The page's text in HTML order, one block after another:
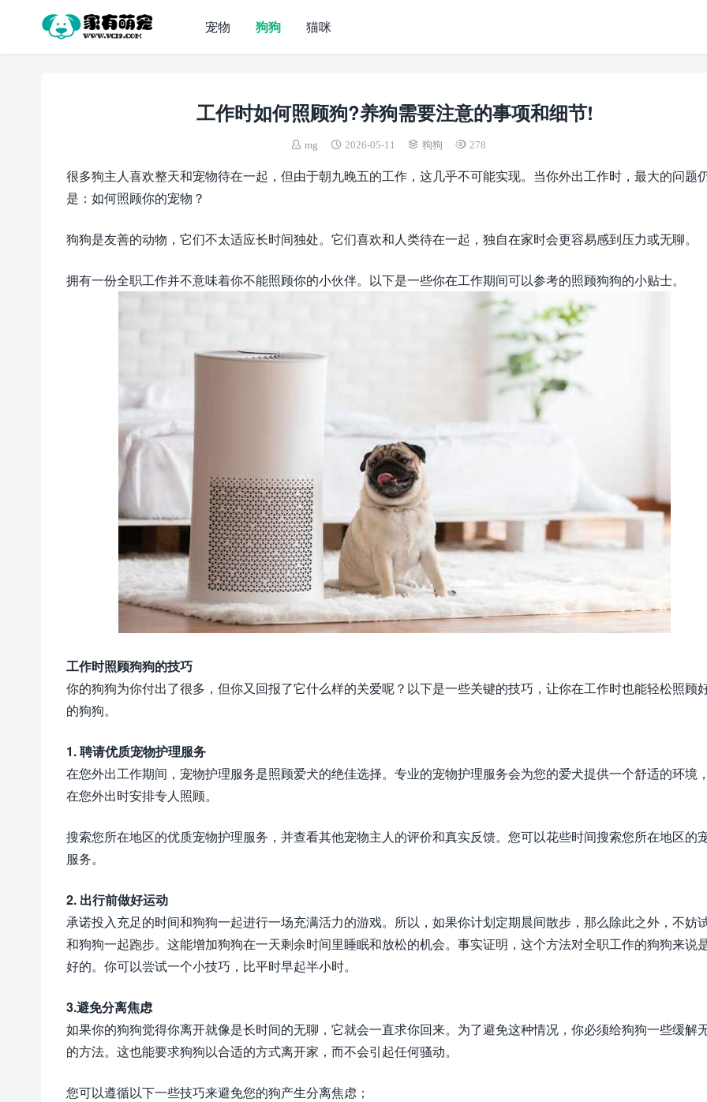
宠物 狗狗 猫咪
工作时如何照顾狗?养狗需要注意的事项和细节!
mg 2026-05-11 狗狗 278
很多狗主人喜欢整天和宠物待在一起，但由于朝九晚五的工作，这几乎不可能实现。当你外出工作时，最大的问题
是：如何照顾你的宠物？
狗狗是友善的动物，它们不太适应长时间独处。它们喜欢和人类待在一起，独自在家时会更容易感到压力或无聊。
拥有一份全职工作并不意味着你不能照顾你的小伙伴。以下是一些你在工作期间可以参考的照顾狗狗的小贴士。
工作时照顾狗狗的技巧
你的狗狗为你付出了很多，但你又回报了它什么样的关爱呢？以下是一些关键的技巧，让你在工作时也能轻松照顾
的狗狗。
1. 聘请优质宠物护理服务
在您外出工作期间，宠物护理服务是照顾爱犬的绝佳选择。专业的宠物护理服务会为您的爱犬提供一个舒适的环境
在您外出时安排专人照顾。
搜索您所在地区的优质宠物护理服务，并查看其他宠物主人的评价和真实反馈。您可以花些时间搜索您所在地区的
服务。
2. 出行前做好运动
承诺投入充足的时间和狗狗一起进行一场充满活力的游戏。所以，如果你计划定期晨间散步，那么除此之外，不妨
和狗狗一起跑步。这能增加狗狗在一天剩余时间里睡眠和放松的机会。事实证明，这个方法对全职工作的狗狗来说
好的。你可以尝试一个小技巧，比平时早起半小时。
3.避免分离焦虑
如果你的狗狗觉得你离开就像是长时间的无聊，它就会一直求你回来。为了避免这种情况，你必须给狗狗一些缓解
的方法。这也能要求狗狗以合适的方式离开家，而不会引起任何骚动。
您可以遵循以下一些技巧来避免您的狗产生分离焦虑；